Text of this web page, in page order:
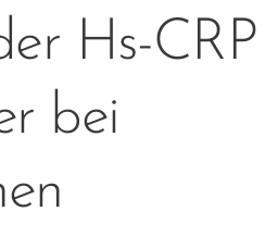
Hs-CRP
bei